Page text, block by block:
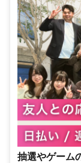
抽選やゲーム